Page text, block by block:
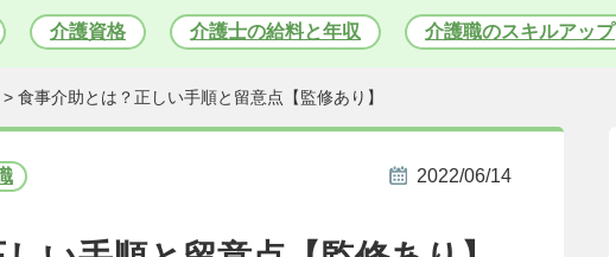
介護資格 介護士の給料と年収 介護職のスキルアップ
> 食事介助とは？正しい手順と留意点【監修あり】
2022/06/14